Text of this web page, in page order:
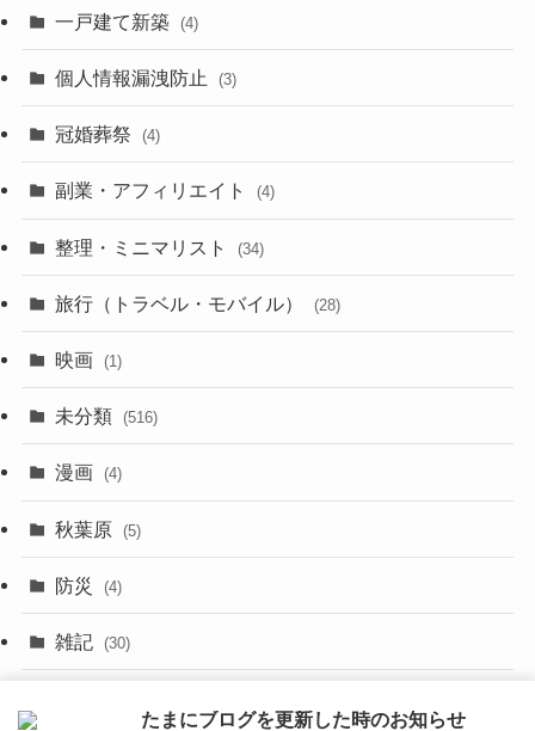
(19)
(6)
(8)
(9)
(3)
(7)
(29)
(3)
(3)
(6)
(20)
(31)
一戸建て新築 (4)
個人情報漏洩防止 (3)
冠婚葬祭 (4)
副業・アフィリエイト (4)
整理・ミニマリスト (34)
旅行（トラベル・モバイル） (28)
映画 (1)
未分類 (516)
漫画 (4)
秋葉原 (5)
防災 (4)
雑記 (30)
たまにブログを更新した時のお知らせ